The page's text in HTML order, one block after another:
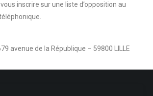
inscrire sur une liste d’opposition au
avenue de la République – 59800 LILLE